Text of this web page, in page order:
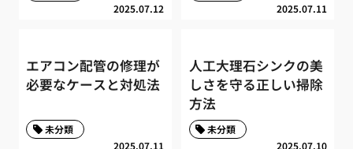
2025.07.12 2025.07.11
エアコン配管の修理が
必要なケースと対処法
2025.07.11
未分類
人工大理石シンクの美
しさを守る正しい掃除
方法
2025.07.10
未分類